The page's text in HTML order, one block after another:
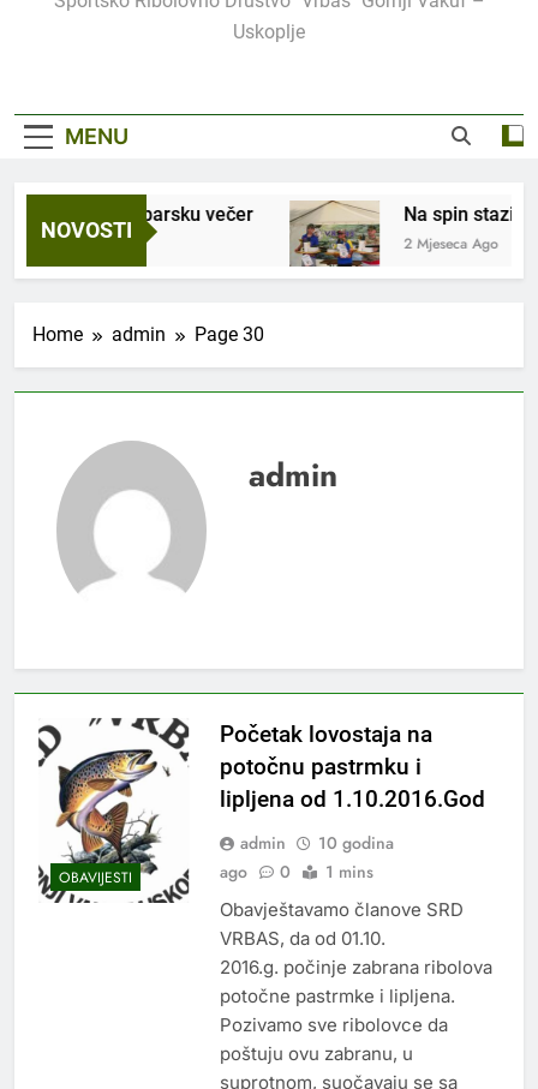
Uskoplje
MENU
NOVOSTI
Ribarsku večer Na spin stazi
2 Mjeseca Ago
Home admin Page 30
admin
OBAVIJESTI
Početak lovostaja na
potočnu pastrmku i
lipljena od 1.10.2016.God
admin
10 godina
ago
0 1 mins
Obavještavamo članove SRD
VRBAS, da od 01.10.
2016.g. počinje zabrana ribolova
potočne pastrmke i lipljena.
Pozivamo sve ribolovce da
poštuju ovu zabranu, u
suprotnom, suočavaju se sa